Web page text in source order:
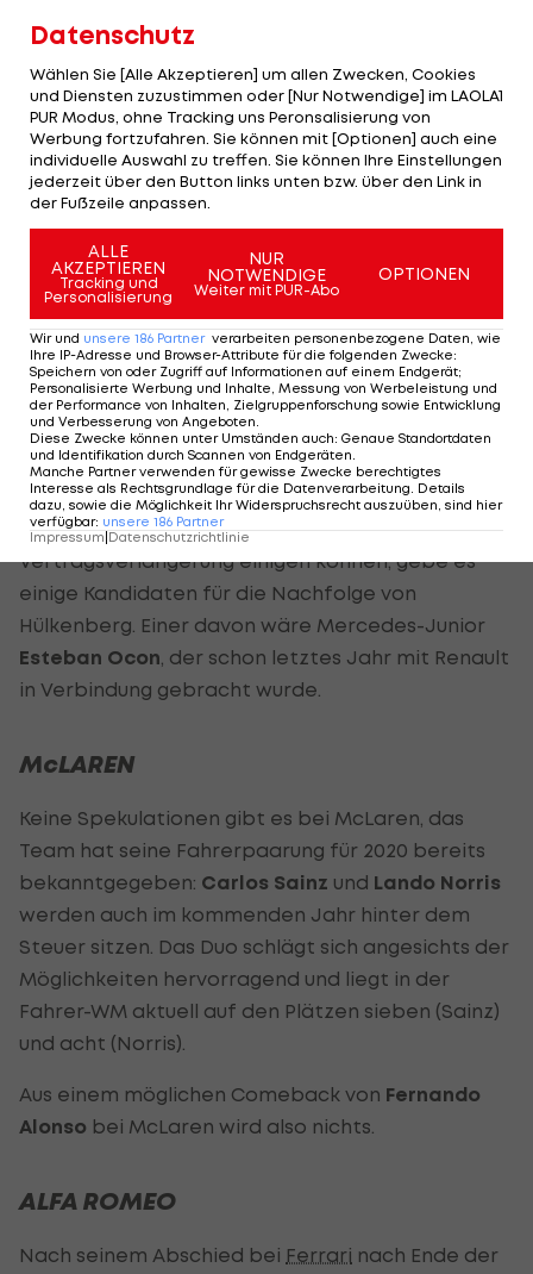
der Scuderia in Verbindung gebracht, sollte
Sebastian Vetteltatsächlich gehen. "Wenn Seb
dieses Jahr den Hut nimmt, dann ist das seine
Entscheidung. Doch auf mich hätte das keine
Auswirkungen", sagte Ricciardo kürzlich auf einen
möglichen Ferrari-Wechsel angesprochen.
Bereits am Ende dieser Saison läuft der Vertrag
Nico Hülkenbergaus. Der Deutsche scheint
sowohl für einen Wechsel als auch Verbleib offen.
"Es gibt vertraglich Optionen und Mechanismen,
die greifen können. Das dauert aber noch ein
bisschen, bis das ginge oder nicht ginge. Dann wird
sich das eventuell sogar von selbst erledigen oder
klären", erklärte Hülkenberg.
Sollte sich Fahrer und Team nicht auf eine
Vertragsverlängerung einigen können, gebe es
einige Kandidaten für die Nachfolge von
Hülkenberg. Einer davon wäre Mercedes-Junior
Esteban Ocon, der schon letztes Jahr mit Renault
in Verbindung gebracht wurde.
McLAREN
Keine Spekulationen gibt es bei McLaren, das
Team hat seine Fahrerpaarung für 2020 bereits
bekanntgegeben: Carlos Sainz und Lando Norris
werden auch im kommenden Jahr hinter dem
Steuer sitzen. Das Duo schlägt sich angesichts der
Möglichkeiten hervorragend und liegt in der
Fahrer-WM aktuell auf den Plätzen sieben (Sainz)
und acht (Norris).
Aus einem möglichen Comeback von Fernando
Alonso bei McLaren wird also nichts.
ALFA ROMEO
Nach seinem Abschied bei Ferrari nach Ende der
Datenschutz
Wählen Sie [Alle Akzeptieren] um allen Zwecken, Cookies
und Diensten zuzustimmen oder [Nur Notwendige] im LAOLA1
PUR Modus, ohne Tracking uns Peronsalisierung von
Werbung fortzufahren. Sie können mit [Optionen] auch eine
individuelle Auswahl zu treffen. Sie können Ihre Einstellungen
jederzeit über den Button links unten bzw. über den Link in
der Fußzeile anpassen.
ALLE
AKZEPTIEREN
Tracking und
Personalisierung
NUR
NOTWENDIGE
Weiter mit PUR-Abo
OPTIONEN
Wir und unsere 186 Partner verarbeiten personenbezogene Daten, wie
Ihre IP-Adresse und Browser-Attribute für die folgenden Zwecke:
Speichern von oder Zugriff auf Informationen auf einem Endgerät;
Personalisierte Werbung und Inhalte, Messung von Werbeleistung und
der Performance von Inhalten, Zielgruppenforschung sowie Entwicklung
und Verbesserung von Angeboten.
Diese Zwecke können unter Umständen auch: Genaue Standortdaten
und Identifikation durch Scannen von Endgeräten.
Manche Partner verwenden für gewisse Zwecke berechtigtes
Interesse als Rechtsgrundlage für die Datenverarbeitung. Details
dazu, sowie die Möglichkeit Ihr Widerspruchsrecht auszuüben, sind hier
verfügbar: unsere 186 Partner
Impressum Datenschutzrichtlinie